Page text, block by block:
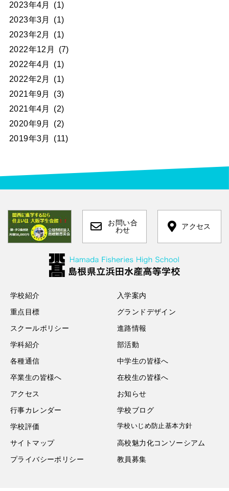
2023年4月
(1)
2023年3月
(1)
2023年2月
(1)
2022年12月
(7)
2022年4月
(1)
2022年2月
(1)
2021年9月
(3)
2021年4月
(2)
2020年9月
(2)
2019年3月
(11)
お問い合
わせ
アクセス
学校紹介
入学案内
重点目標
グランドデザイン
スクールポリシー
進路情報
学科紹介
部活動
各種通信
中学生の皆様へ
卒業生の皆様へ
在校生の皆様へ
アクセス
お知らせ
行事カレンダー
学校ブログ
学校評価
学校いじめ防止基本方針
サイトマップ
高校魅力化コンソーシアム
プライバシーポリシー
教員募集